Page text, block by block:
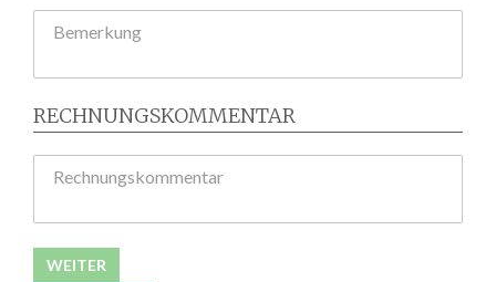
Bemerkung
RECHNUNGSKOMMENTAR
Rechnungskommentar
WEITER